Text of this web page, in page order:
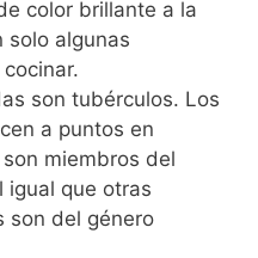
color brillante a la
solo algunas
son tubérculos. Los
a puntos en
miembros del
igual que otras
son del género